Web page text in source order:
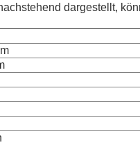
dargestellt,